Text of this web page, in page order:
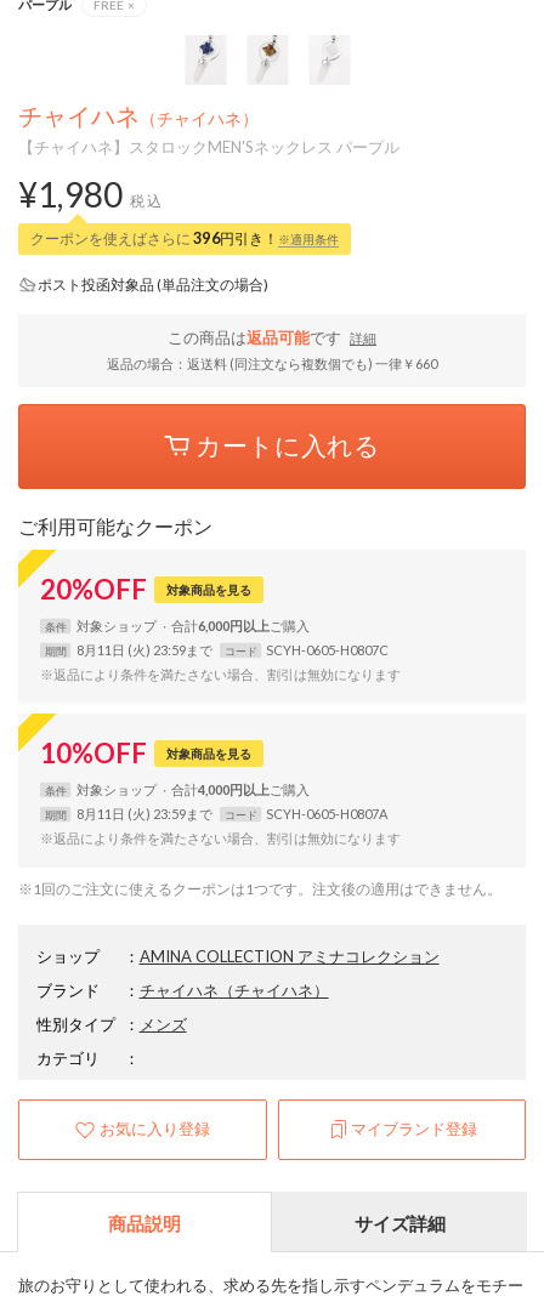
パープル FREE ×
チャイハネ （チャイハネ）
【チャイハネ】スタロックMEN'Sネックレス パープル
¥1,980 税込
クーポンを使えばさらに 396円引き！ ※適用条件
ポスト投函対象品 (単品注文の場合)
この商品は返品可能です
詳細
返品の場合：返送料 (同注文なら複数個でも) 一律￥660
カートに入れる
ご利用可能なクーポン
20%OFF 対象商品を見る
条件 対象ショップ 合計6,000円以上
期間 8月11日 (火) 23:59まで コード
SCYH-0605-H0807C
※返品により条件を満たさない場合、割引は無効になります
10%OFF 対象商品を見る
条件 対象ショップ 合計4,000円以上
期間 8月11日 (火) 23:59まで コード
SCYH-0605-H0807A
※返品により条件を満たさない場合、割引は無効になります
※1回のご注文に使えるクーポンは1つです。注文後の適用はできません。
ショップ ： AMINA COLLECTION アミナコレクション
ブランド
： チャイハネ （チャイハネ）
性別タイプ
： メンズ
カテゴリ
：
お気に入り登録 マイブランド登録
商品説明 サイズ詳細
旅のお守りとして使われる、求める先を指し示すペンデュラムをモチー